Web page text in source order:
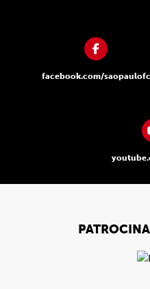
facebook.com/saopaulofc